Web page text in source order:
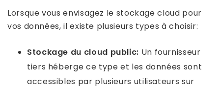
Lorsque vous envisagez le stockage cloud pour
vos données, il existe plusieurs types à choisir:
Stockage du cloud public: Un fournisseur
tiers héberge ce type et les données sont
accessibles par plusieurs utilisateurs sur